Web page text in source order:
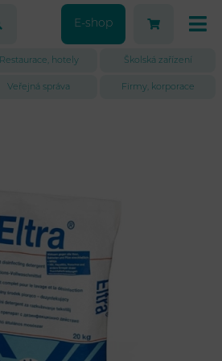
E-shop
Restaurace, hotely Školská zařízení
Veřejná správa Firmy, korporace